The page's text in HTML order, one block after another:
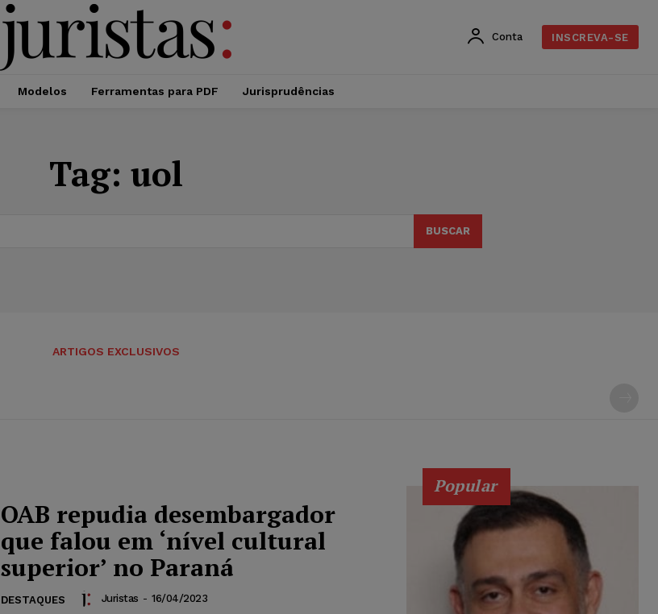
Conta INSCREVA-SE
Modelos Ferramentas para PDF Jurisprudências
Tag: uol
BUSCAR
ARTIGOS EXCLUSIVOS
OAB repudia desembargador
que falou em ‘nível cultural
superior’ no Paraná
DESTAQUES Juristas - 16/04/2023
Popular